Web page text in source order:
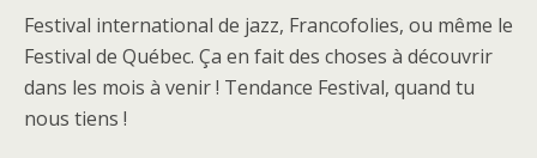
Festival international de jazz, Francofolies, ou même le
Festival de Québec. Ça en fait des choses à découvrir
dans les mois à venir ! Tendance Festival, quand tu
nous tiens !